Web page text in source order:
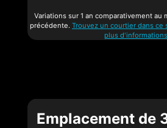
Variations sur 1 an comparativement au
précédente. Trouvez un courtier dans
plus
Emplacement de